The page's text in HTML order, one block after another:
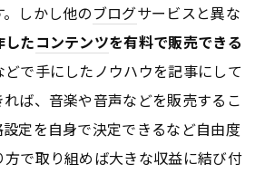
しかし他のブログサービスと異な
したコンテンツを有料で販売できる
で手にしたノウハウを記事にして
ば、音楽や音声などを販売するこ
定を自身で決定できるなど自由度
で取り組めば大きな収益に結び付